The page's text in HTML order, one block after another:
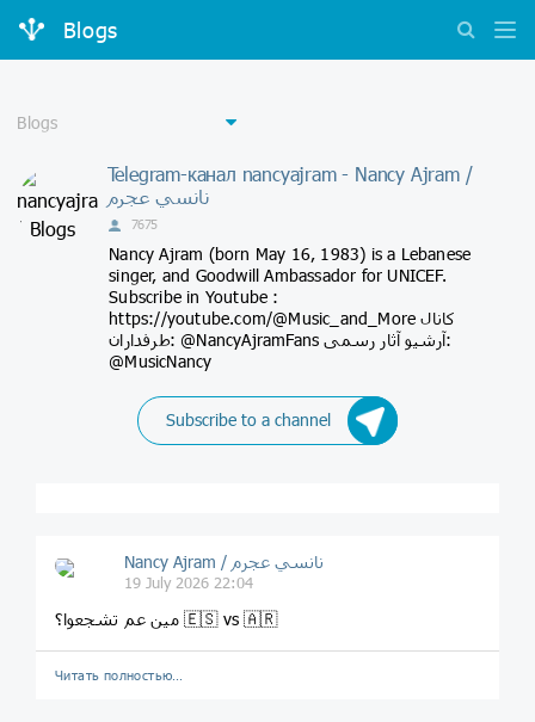
Blogs
Telegram-канал nancyajram - Nancy Ajram /
نانسي عجرم
7675
Nancy Ajram (born May 16, 1983) is a Lebanese
singer, and Goodwill Ambassador for UNICEF.
Subscribe in Youtube :
https://youtube.com/@Music_and_More کانال
طرفداران: @NancyAjramFans آرشیو آثار رسمی:
@MusicNancy
Subscribe to a channel
Nancy Ajram / نانسي عجرم
19 July 2026 22:04
مين عم تشجعوا؟ 🇪🇸 vs 🇦🇷
Читать полностью…